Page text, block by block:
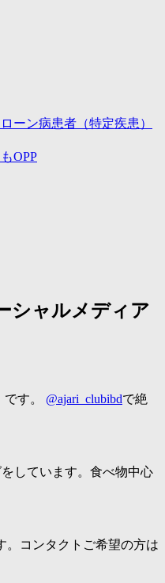
ーン病患者（特定疾患）
OPP
シャルメディア
す。 @ajari_clubibdで絶
しています。食べ物中心
。コンタクトご希望の方は